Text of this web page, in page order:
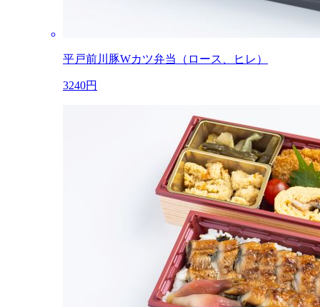
平戸前川豚Wカツ弁当（ロース、ヒレ）
3240円